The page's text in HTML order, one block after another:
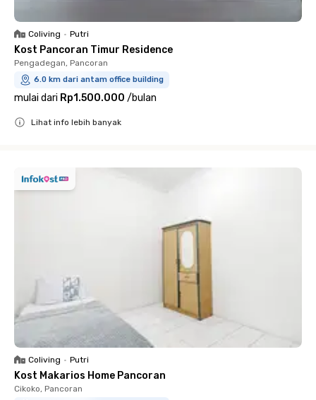
Coliving • Putri
Kost Pancoran Timur Residence
Pengadegan, Pancoran
6.0 km dari antam office building
mulai dari Rp1.500.000 /bulan
Lihat info lebih banyak
Coliving • Putri
Kost Makarios Home Pancoran
Cikoko, Pancoran